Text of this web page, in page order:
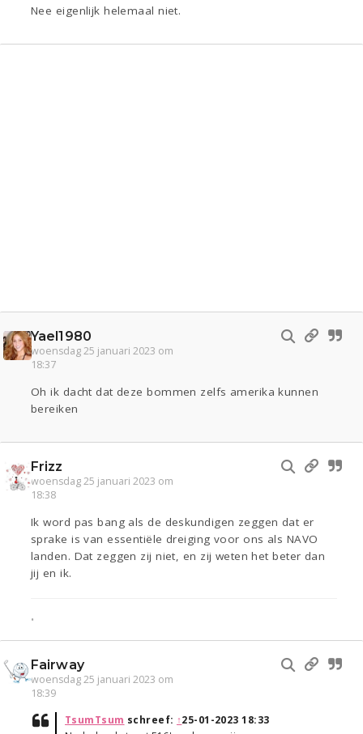
Nee eigenlijk helemaal niet.
Yael1980
woensdag 25 januari 2023 om
18:37
Oh ik dacht dat deze bommen zelfs amerika kunnen
bereiken
Frizz
woensdag 25 januari 2023 om
18:38
Ik word pas bang als de deskundigen zeggen dat er
sprake is van essentiële dreiging voor ons als NAVO
landen. Dat zeggen zij niet, en zij weten het beter dan
jij en ik.
•
Fairway
woensdag 25 januari 2023 om
18:39
TsumTsum schreef: ↑25-01-2023 18:33